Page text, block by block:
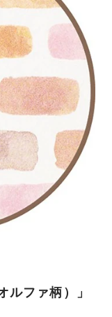
ファ柄）」